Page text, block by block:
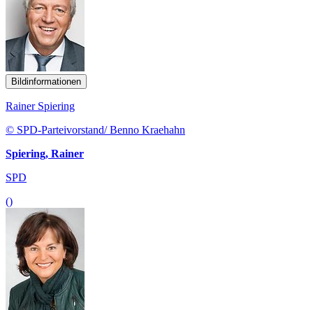
Bildinformationen
Rainer Spiering
© SPD-Parteivorstand/ Benno Kraehahn
Spiering, Rainer
SPD
()